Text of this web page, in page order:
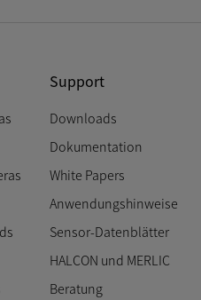
Support
Downloads
Dokumentation
White Papers
Anwendungshinweise
Sensor-Datenblätter
HALCON und MERLIC
Beratung